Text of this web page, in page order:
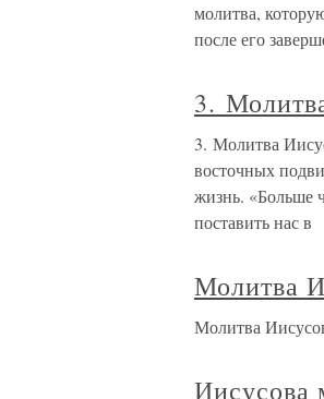
молитва,
после его
3.
3. Молитва
восточных
жизнь. «Больше
поставить нас в
Молитва
Молитва
Иисусова